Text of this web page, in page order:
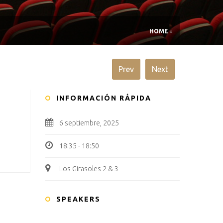
HOME»
Prev Next
INFORMACIÓN RÁPIDA
6 septiembre, 2025
18:35 - 18:50
Los Girasoles 2 & 3
SPEAKERS